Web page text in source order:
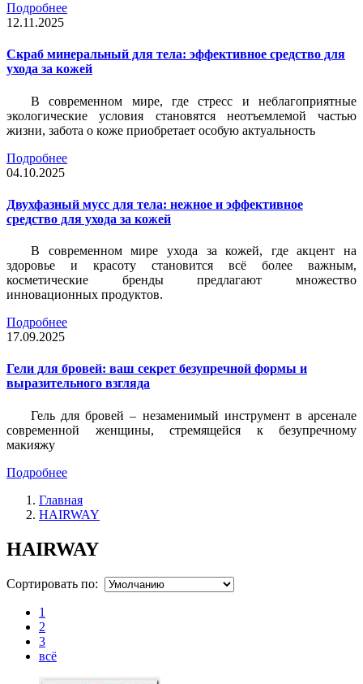
Подробнее
12.11.2025
Скраб минеральный для тела: эффективное средство для
ухода за кожей
В современном мире, где стресс и неблагоприятные
экологические условия становятся неотъемлемой частью
жизни, забота о коже приобретает особую актуальность
Подробнее
04.10.2025
Двухфазный мусс для тела: нежное и эффективное
средство для ухода за кожей
В современном мире ухода за кожей, где акцент на
здоровье и красоту становится всё более важным,
косметические бренды предлагают множество
инновационных продуктов.
Подробнее
17.09.2025
Гели для бровей: ваш секрет безупречной формы и
выразительного взгляда
Гель для бровей – незаменимый инструмент в арсенале
современной женщины, стремящейся к безупречному
макияжу
Подробнее
Главная
HAIRWAY
HAIRWAY
Сортировать по:
1
2
3
всё